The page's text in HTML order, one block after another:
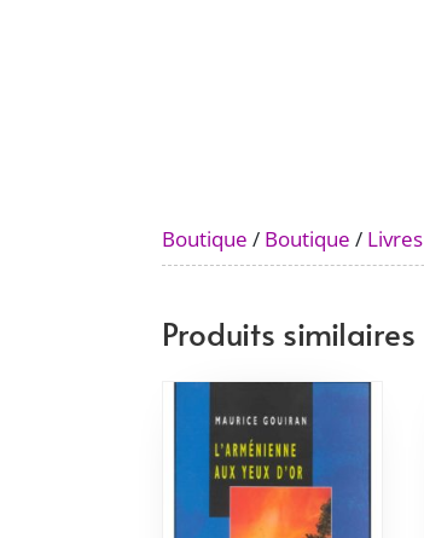
Boutique / Boutique / Livres
Produits similaires